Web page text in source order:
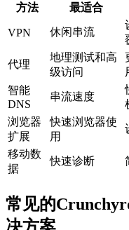
方法 最适合
VPN 休闲串流
代理
地理测试和高
级访问
智能
DNS
串流速度
浏览器
扩展
快速浏览器使
用
移动数
据
快速诊断
常见的